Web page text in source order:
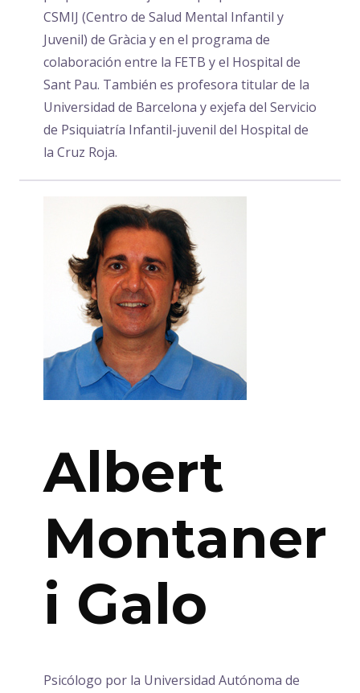
CSMIJ (Centro de Salud Mental Infantil y
Juvenil) de Gràcia y en el programa de
colaboración entre la FETB y el Hospital de
Sant Pau. También es profesora titular de la
Universidad de Barcelona y exjefa del Servicio
de Psiquiatría Infantil-juvenil del Hospital de
la Cruz Roja.
Albert
Montaner
i Galo
Psicólogo por la Universidad Autónoma de